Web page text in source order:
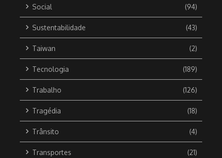
Social (94)
Sustentabilidade (43)
Taiwan (2)
Tecnologia (189)
Trabalho (126)
Tragédia (18)
Trânsito (4)
Transportes (21)